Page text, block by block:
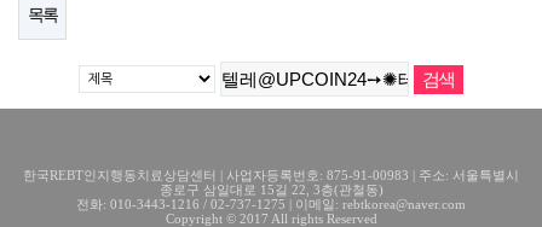
목록
한국REBT인지행동치료상담센터 | 사업자등록번호: 875-91-00983 | 주소: 서울특별시
종로구 삼일대로 15길 22, 3층(관철동)
전화: 010-3443-1216 / 02-737-1275 | 이메일: rebtkorea@naver.com
Copyright © 2017 All rights Reserved